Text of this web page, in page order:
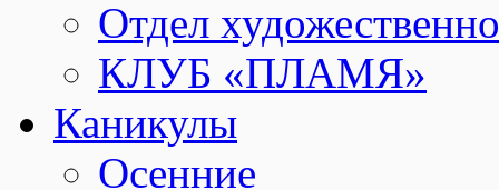
Отдел
КЛУБ «ПЛАМЯ»
Каникулы
Осенние